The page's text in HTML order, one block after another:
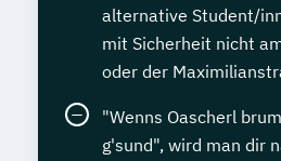
alternative Student/
mit Sicherheit nicht
oder der
"Wenns Oascherl
g'sund", wird man dir